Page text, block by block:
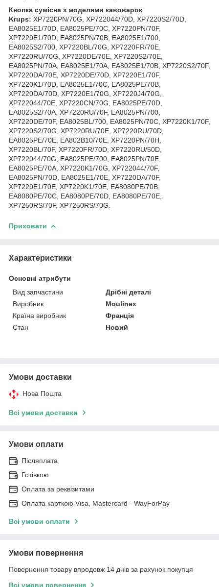
Кнопка сумісна з моделями кавоварок
Krups: XP7220PN/70G, XP722044/70D, XP7220S2/70D,
EA8025E1/70D, EA8025PE/70C, XP7220PN/70F,
XP7220E1/70D, EA8025PN/70B, EA8025E1/700,
EA8025S2/700, XP7220BL/70G, XP7220FR/70E,
XP7220RU/70G, XP7220DE/70E, XP7220S2/70E,
EA8025PN/70A, EA8025E1/70A, EA8025E1/70B, XP7220S2/70F,
XP7220DA/70E, XP7220DE/70D, XP7220E1/70F,
XP7220K1/70D, EA8025E1/70C, EA8025PE/70B,
XP7220DA/70D, XP7220E1/70G, XP7220J4/70G,
XP722044/70E, XP7220CN/70G, EA8025PE/70D,
EA8025S2/70A, XP7220RU/70F, EA8025PN/700,
XP7220DE/70F, EA8025BL/700, EA8025PN/70C, XP7220K1/70F,
XP7220S2/70G, XP7220RU/70E, XP7220RU/70D,
EA8025PE/70E, EA802B10/70E, XP7220PN/70H,
XP7220BL/70F, XP7220FR/70D, XP7220RU/50D,
XP722044/70G, EA8025PE/700, EA8025PN/70E,
EA8025PE/70A, XP7220K1/70G, XP722044/70F,
EA8025PN/70D, EA8025E1/70E, XP7220DA/70F,
XP7220E1/70E, XP7220K1/70E, EA8080PE/70B,
EA8080PE/70C, EA8080PE/70D, EA8080PE/70E,
XP7250RS/70F, XP7250RS/70G.
Приховати
Характеристики
Основні атрибути
Вид запчастини
Дрібні деталі
Виробник
Moulinex
Країна виробник
Франція
Стан
Новий
Умови доставки
Нова Пошта
Всі умови доставки
Умови оплати
Післяплата
Готівкою
Оплата за реквізитами
Оплата карткою Visa, Mastercard - WayForPay
Всі умови оплати
Умови повернення
Повернення товару впродовж 14 днів за рахунок покупця
Всі умови повернення